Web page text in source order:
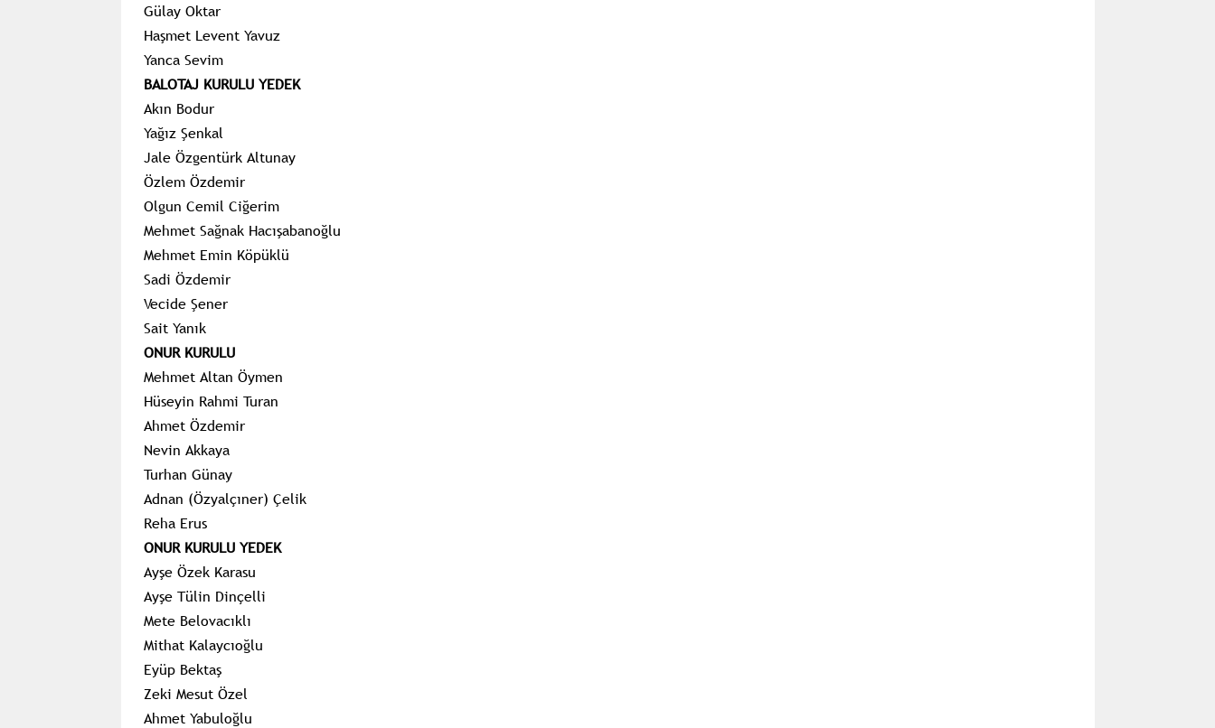
Gülay Oktar
Haşmet Levent Yavuz
Yanca Sevim
BALOTAJ KURULU YEDEK
Akın Bodur
Yağız Şenkal
Jale Özgentürk Altunay
Özlem Özdemir
Olgun Cemil Ciğerim
Mehmet Sağnak Hacışabanoğlu
Mehmet Emin Köpüklü
Sadi Özdemir
VecideŞener
Sait Yanık
ONUR KURULU
Mehmet Altan Öymen
Hüseyin Rahmi Turan
Ahmet Özdemir
Nevin Akkaya
Turhan Günay
Adnan (Özyalçıner) Çelik
Reha Erus
ONUR KURULU YEDEK
Ayşe Özek Karasu
Ayşe Tülin Dinçelli
Mete Belovacıklı
Mithat Kalaycıoğlu
Eyüp Bektaş
Zeki Mesut Özel
Ahmet Yabuloğlu